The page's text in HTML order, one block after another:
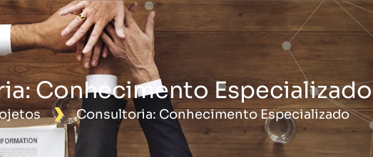
Conhecimento Especializado
Consultoria: Conhecimento Especializado